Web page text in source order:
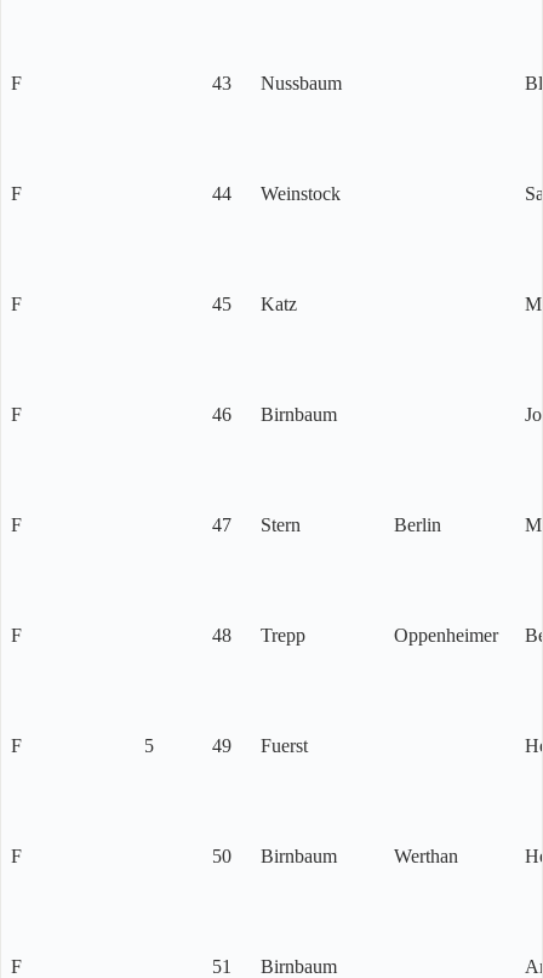
F 43 Nussbaum
F 44 Weinstock
F 45 Katz
F 46 Birnbaum
F 47 Stern Berlin
F 48 Trepp Oppenheimer
F 5 49 Fuerst
F 50 Birnbaum Werthan
F 51 Birnbaum